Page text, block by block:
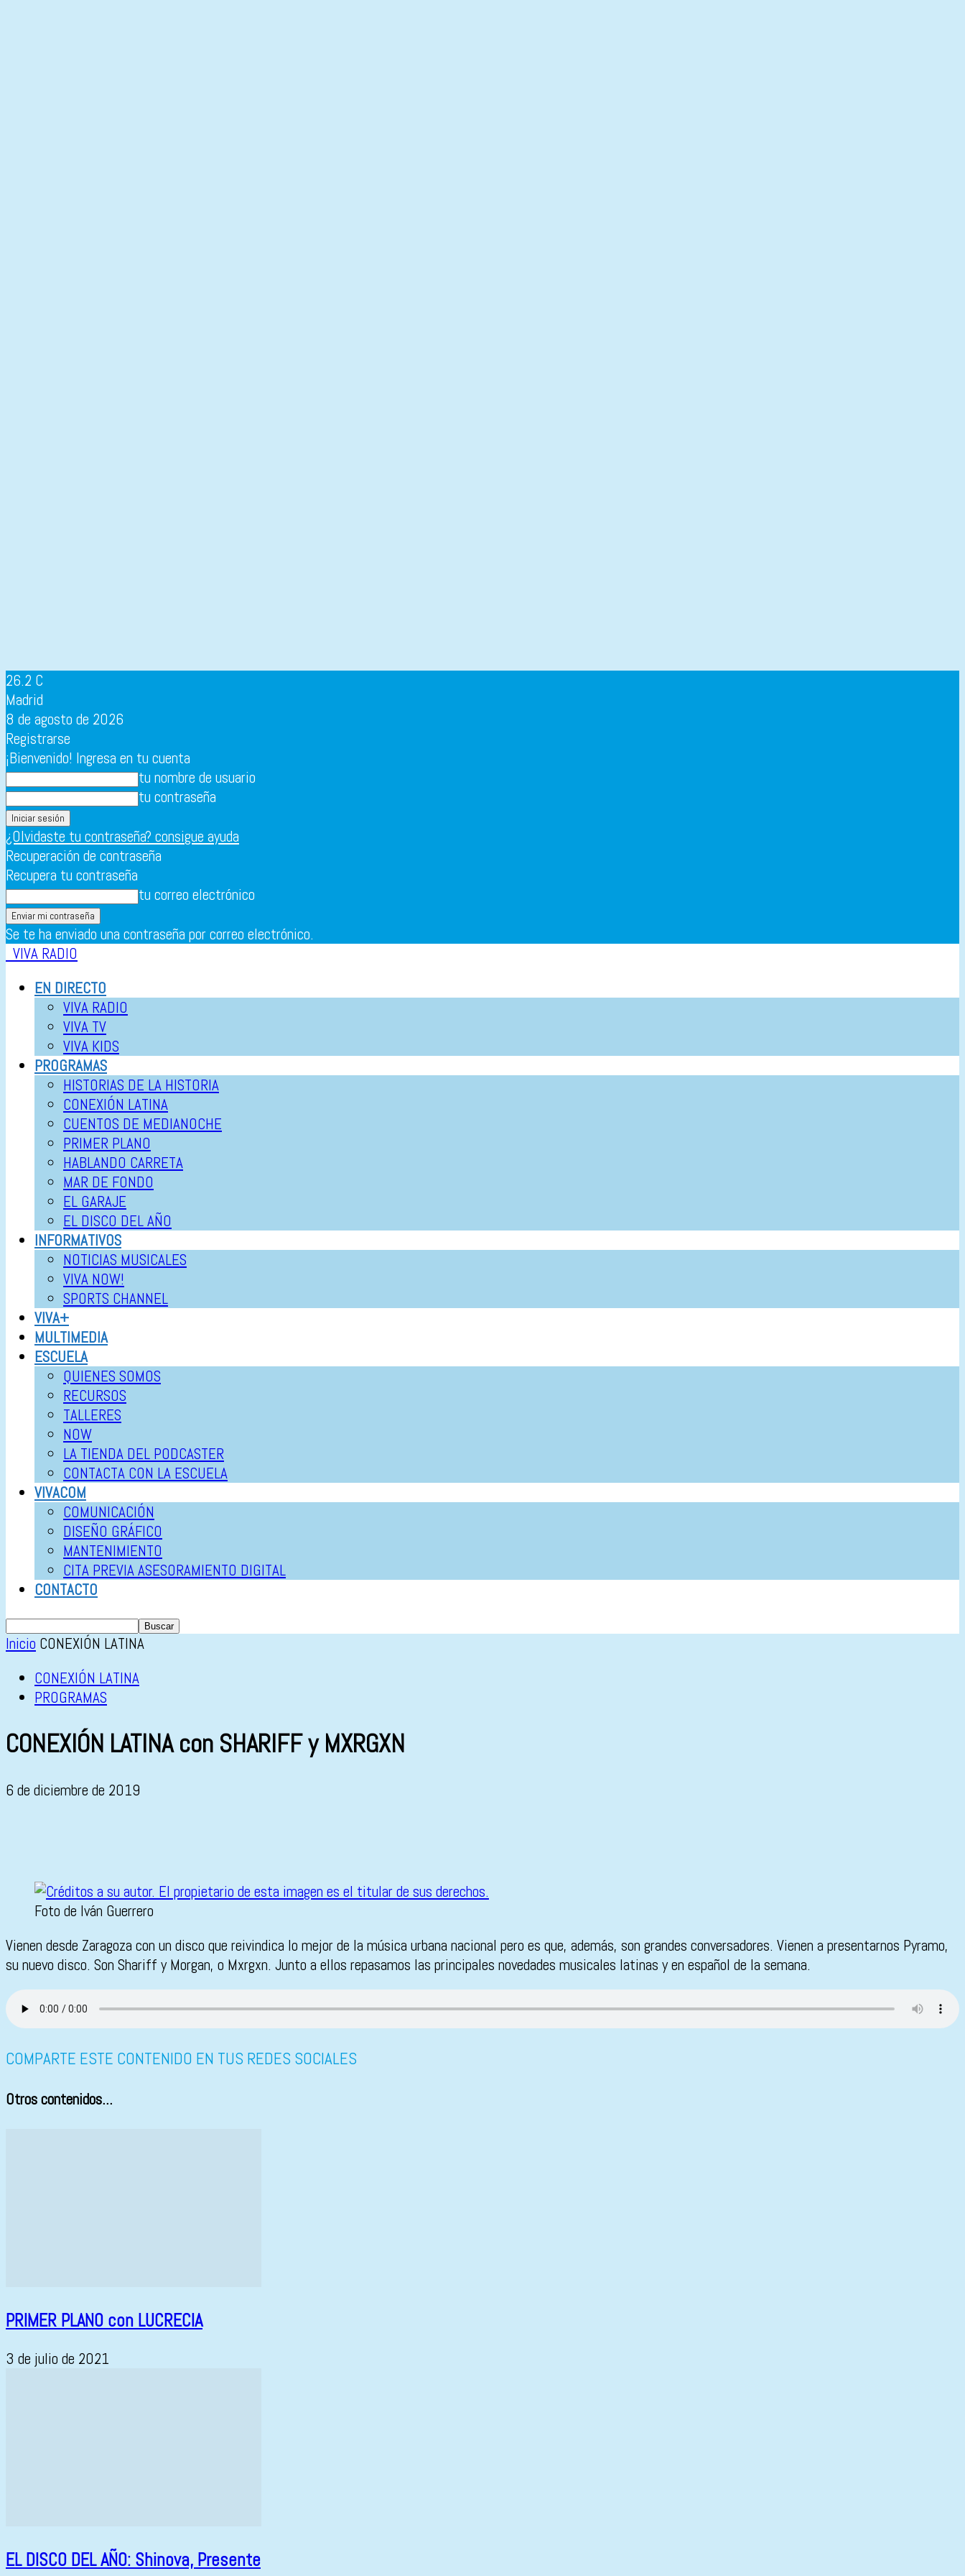
26.2 C
Madrid
8 de agosto de 2026
Registrarse
¡Bienvenido! Ingresa en tu cuenta
tu nombre de usuario
tu contraseña
¿Olvidaste tu contraseña? consigue ayuda
Recuperación de contraseña
Recupera tu contraseña
tu correo electrónico
Se te ha enviado una contraseña por correo electrónico.
VIVA RADIO
EN DIRECTO
VIVA RADIO
VIVA TV
VIVA KIDS
PROGRAMAS
HISTORIAS DE LA HISTORIA
CONEXIÓN LATINA
CUENTOS DE MEDIANOCHE
PRIMER PLANO
HABLANDO CARRETA
MAR DE FONDO
EL GARAJE
EL DISCO DEL AÑO
INFORMATIVOS
NOTICIAS MUSICALES
VIVA NOW!
SPORTS CHANNEL
VIVA+
MULTIMEDIA
ESCUELA
QUIENES SOMOS
RECURSOS
TALLERES
NOW
LA TIENDA DEL PODCASTER
CONTACTA CON LA ESCUELA
VIVACOM
COMUNICACIÓN
DISEÑO GRÁFICO
MANTENIMIENTO
CITA PREVIA ASESORAMIENTO DIGITAL
CONTACTO
Inicio CONEXIÓN LATINA
CONEXIÓN LATINA
PROGRAMAS
CONEXIÓN LATINA con SHARIFF y MXRGXN
6 de diciembre de 2019
Foto de Iván Guerrero
Vienen desde Zaragoza con un disco que reivindica lo mejor de la música urbana nacional pero es que, además, son grandes conversadores. Vienen a presentarnos Pyramo,
su nuevo disco. Son Shariff y Morgan, o Mxrgxn. Junto a ellos repasamos las principales novedades musicales latinas y en español de la semana.
COMPARTE ESTE CONTENIDO EN TUS REDES SOCIALES
Otros contenidos...
PRIMER PLANO con LUCRECIA
3 de julio de 2021
EL DISCO DEL AÑO: Shinova, Presente